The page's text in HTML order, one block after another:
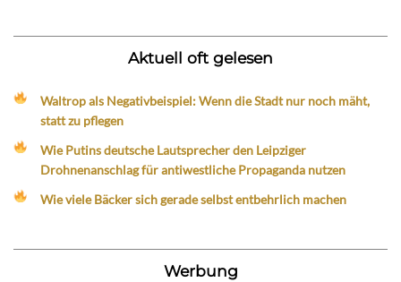
Aktuell oft gelesen
Waltrop als Negativbeispiel: Wenn die Stadt nur noch mäht,
statt zu pflegen
Wie Putins deutsche Lautsprecher den Leipziger
Drohnenanschlag für antiwestliche Propaganda nutzen
Wie viele Bäcker sich gerade selbst entbehrlich machen
Werbung